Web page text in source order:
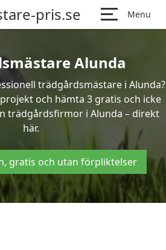
pris.se Menu
Alunda
trädgårdsmästare i Alunda?
och hämta 3 gratis och icke
trädgårdsfirmor i Alunda – direkt
här.
gratis och utan förpliktelser